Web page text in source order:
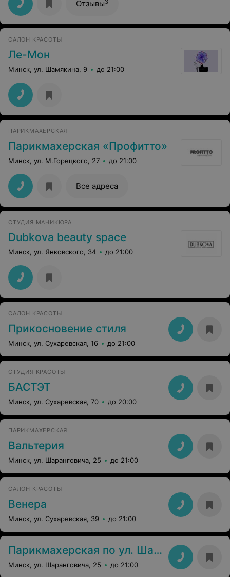
Отзывы
САЛОН КРАСОТЫ
Ле-Мон
Минск, ул. Шамякина, 9 до 21:00
ПАРИКМАХЕРСКАЯ
Парикмахерская «Профитто»
Минск, ул. М.Горецкого, 27 до 21:00
Все адреса
СТУДИЯ МАНИКЮРА
Dubkova beauty space
Минск, ул. Янковского, 34 до 21:00
САЛОН КРАСОТЫ
Прикосновение стиля
Минск, ул. Сухаревская, 16 до 21:00
СТУДИЯ КРАСОТЫ
БАСТЭТ
Минск, ул. Сухаревская, 70 до 20:00
ПАРИКМАХЕРСКАЯ
Вальтерия
Минск, ул. Шаранговича, 25 до 21:00
САЛОН КРАСОТЫ
Венера
Минск, ул. Сухаревская, 39 до 21:00
Парикмахерская по ул. Шаранговича, 25
Минск, ул. Шаранговича, 25 до 21:00